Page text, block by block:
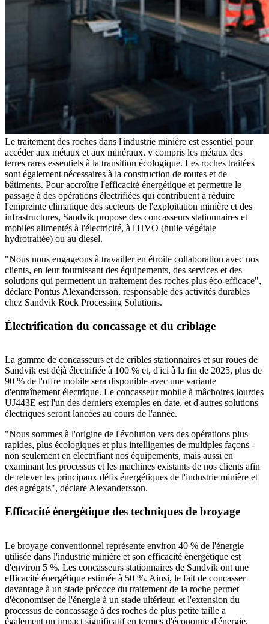
Le traitement des roches dans l'industrie minière est essentiel pour
accéder aux métaux et aux minéraux, y compris les métaux des
terres rares essentiels à la transition écologique. Les roches traitées
sont également nécessaires à la construction de routes et de
bâtiments. Pour accroître l'efficacité énergétique et permettre le
passage à des opérations électrifiées qui contribuent à réduire
l'empreinte climatique des secteurs de l'exploitation minière et des
infrastructures, Sandvik propose des concasseurs stationnaires et
mobiles alimentés à l'électricité, à l'HVO (huile végétale
hydrotraitée) ou au diesel.
"Nous nous engageons à travailler en étroite collaboration avec nos
clients, en leur fournissant des équipements, des services et des
solutions qui permettent un traitement des roches plus éco-efficace",
déclare Pontus Alexandersson, responsable des activités durables
chez Sandvik Rock Processing Solutions.
Électrification du concassage et du criblage
La gamme de concasseurs et de cribles stationnaires et sur roues de
Sandvik est déjà électrifiée à 100 % et, d'ici à la fin de 2025, plus de
90 % de l'offre mobile sera disponible avec une variante
d'entraînement électrique. Le concasseur mobile à mâchoires lourdes
UJ443E est l'un des derniers exemples en date, et d'autres solutions
électriques seront lancées au cours de l'année.
"Nous sommes à l'origine de l'évolution vers des opérations plus
rapides, plus écologiques et plus intelligentes de multiples façons -
non seulement en électrifiant nos équipements, mais aussi en
examinant les processus et les machines existants de nos clients afin
de relever les principaux défis énergétiques de l'industrie minière et
des agrégats", déclare Alexandersson.
Efficacité énergétique des techniques de broyage
Le broyage conventionnel représente environ 40 % de l'énergie
utilisée dans l'industrie minière et son efficacité énergétique est
d'environ 5 %. Les concasseurs stationnaires de Sandvik ont une
efficacité énergétique estimée à 50 %. Ainsi, le fait de concasser
davantage à un stade précoce du traitement de la roche permet
d'économiser de l'énergie à un stade ultérieur, et l'extension du
processus de concassage à des roches de plus petite taille a
également un impact significatif en termes d'économie d'énergie.